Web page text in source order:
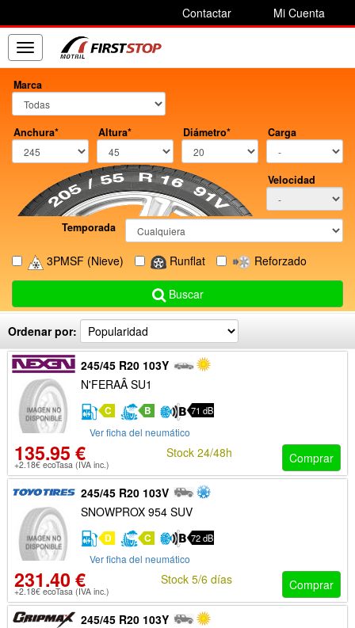
Contactar Mi Cuenta
Toggle
navigation
Marca
Anchura* Altura* Diámetro* Carga
Velocidad
Temporada
3PMSF (Nieve) Runflat Reforzado
Buscar
Ordenar por:
245/45 R20 103Y
N'FERAÂ SU1
C B 71 dB
Ver ficha del neumático
135.95 €
+2.18€ ecoTasa (IVA inc.) Comprar
Stock 24/48h
245/45 R20 103V
SNOWPROX 954 SUV
D C 72 dB
Ver ficha del neumático
231.40 €
+2.18€ ecoTasa (IVA inc.) Comprar
Stock 5/6 días
245/45 R20 103Y